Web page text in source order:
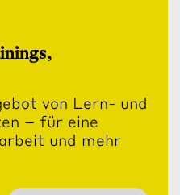
von Lern- und
– für eine
und mehr